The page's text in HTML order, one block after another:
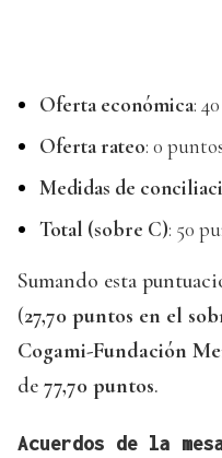
Oferta económica:
Oferta rateo: 0
Medidas de
Total (sobre C): 50
Sumando esta
(27,70 puntos en el
Cogami-Fundación
de 77,70 puntos.
Acuerdos de la